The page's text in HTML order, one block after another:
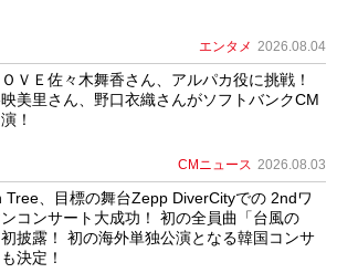
エンタメ 2026.08.04
ＯＶＥ佐々木舞香さん、アルパカ役に挑戦！
美里さん、野口衣織さんがソフトバンクCM
！
CMニュース 2026.08.03
Tree、目標の舞台Zepp DiverCityでの 2ndワ
コンサート大成功！ 初の全員曲「台風の
披露！ 初の海外単独公演となる韓国コンサ
決定！